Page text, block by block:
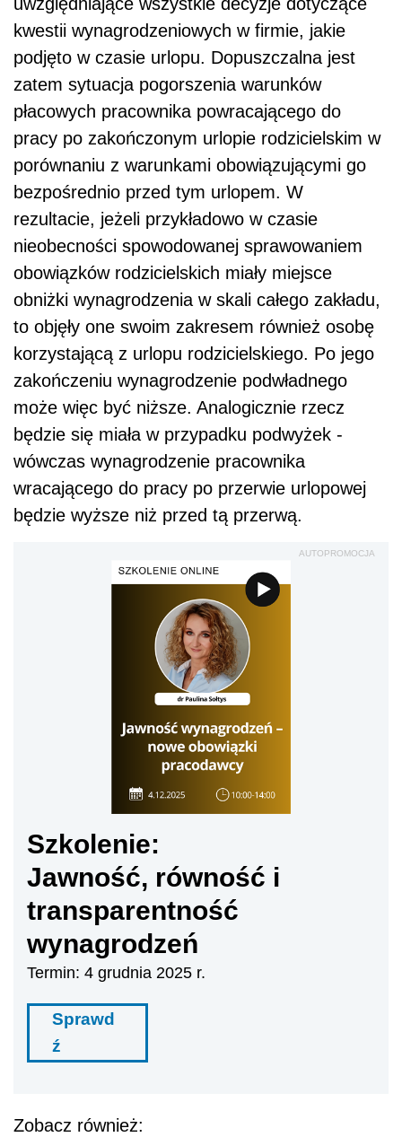
uwzględniające wszystkie decyzje dotyczące
kwestii wynagrodzeniowych w firmie, jakie
podjęto w czasie urlopu. Dopuszczalna jest
zatem sytuacja pogorszenia warunków
płacowych pracownika powracającego do
pracy po zakończonym urlopie rodzicielskim w
porównaniu z warunkami obowiązującymi go
bezpośrednio przed tym urlopem. W
rezultacie, jeżeli przykładowo w czasie
nieobecności spowodowanej sprawowaniem
obowiązków rodzicielskich miały miejsce
obniżki wynagrodzenia w skali całego zakładu,
to objęły one swoim zakresem również osobę
korzystającą z urlopu rodzicielskiego. Po jego
zakończeniu wynagrodzenie podwładnego
może więc być niższe. Analogicznie rzecz
będzie się miała w przypadku podwyżek -
wówczas wynagrodzenie pracownika
wracającego do pracy po przerwie urlopowej
będzie wyższe niż przed tą przerwą.
AUTOPROMOCJA
Szkolenie:
Jawność, równość i
transparentność
wynagrodzeń
Termin: 4 grudnia 2025 r.
Sprawd
ź
Zobacz również: